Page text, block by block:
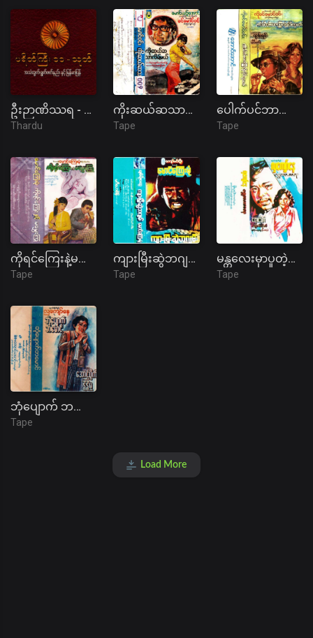
ဦးဉာဏိဿရ - ပရိတ်ကြီး(၁၁)သုတ်၊ ပါဠိအနက်
Thardu
ကိုးဆယ်ဆသာလိမ့်မယ် ဇာတ်လမ်း
Tape
ပေါက်ပင်ဘာကြောင့်ကိုင်းရတယ် ဇာတ်လမ်း
Tape
ကိုရင်ကြေးနဲ့မမွှေးကြူ ဇာတ်လမ်း
Tape
ကျားမြီးဆွဲဘဂျမ်း ဇာတ်လမ်း
Tape
မန္တလေးမှာပူတဲ့နေ (မန္တလေးကနေ) ဇာတ်လမ်း
Tape
ဘုံပျောက် ဘမောင် ဇာတ်လမ်း
Tape
Load More